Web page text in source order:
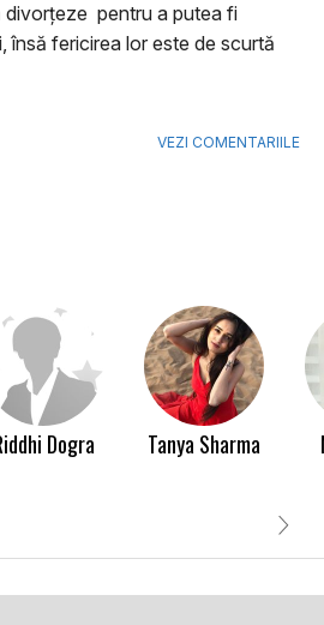
divorțeze pentru a putea fi
însă fericirea lor este de scurtă
VEZI COMENTARIILE
Dogra Tanya Sharma